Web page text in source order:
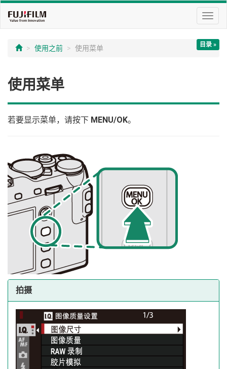
切
换
航
目录 »
使用之前 使用菜单
使用菜单
若要显示菜单，请按下 MENU/OK。
拍摄